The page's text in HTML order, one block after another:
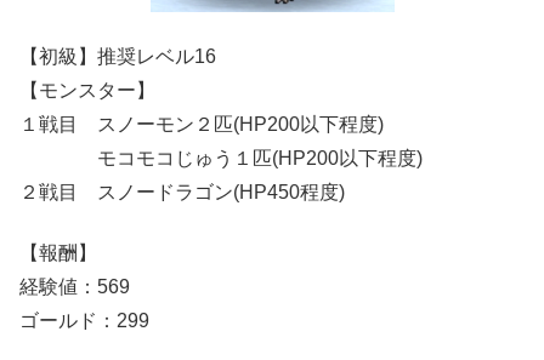
【初級】推奨レベル16
【モンスター】
１戦目 スノーモン２匹(HP200以下程度)
モコモコじゅう１匹(HP200以下程度)
２戦目 スノードラゴン(HP450程度)
【報酬】
経験値：569
ゴールド：299